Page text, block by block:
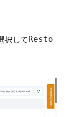
択してResto